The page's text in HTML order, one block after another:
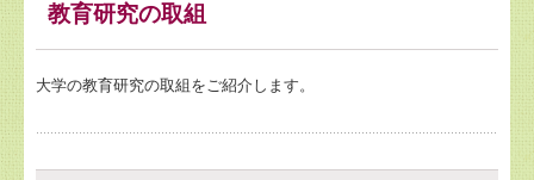
教育研究の取組
大学の教育研究の取組をご紹介します。